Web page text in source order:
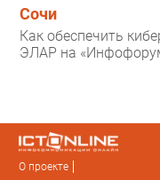
Сочи
Как обеспечить
ЭЛАР на
О проекте